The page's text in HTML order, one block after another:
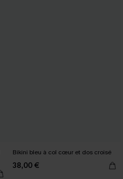
Bikini bleu à col cœur et dos croisé
38,00 €